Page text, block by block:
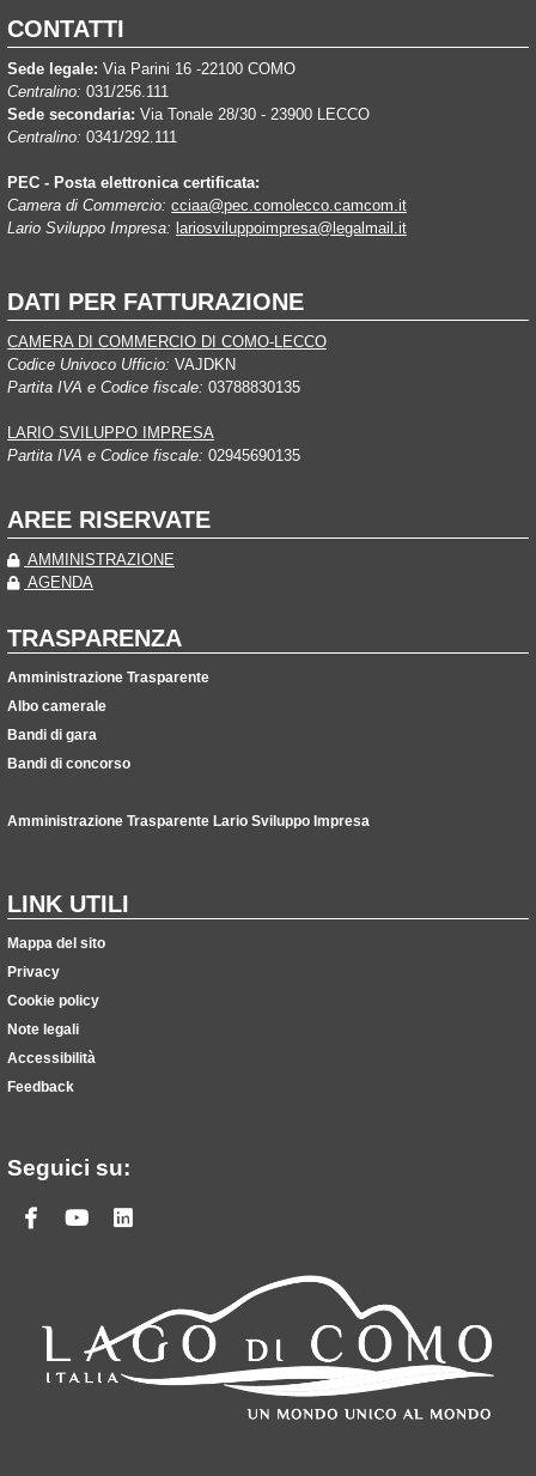
CONTATTI
Sede legale: Via Parini 16 -22100 COMO
Centralino: 031/256.111
Sede secondaria: Via Tonale 28/30 - 23900 LECCO
Centralino: 0341/292.111
PEC - Posta elettronica certificata:
Camera di Commercio: cciaa@pec.comolecco.camcom.it
Lario Sviluppo Impresa: lariosviluppoimpresa@legalmail.it
DATI PER FATTURAZIONE
CAMERA DI COMMERCIO DI COMO-LECCO
Codice Univoco Ufficio: VAJDKN
Partita IVA e Codice fiscale: 03788830135
LARIO SVILUPPO IMPRESA
Partita IVA e Codice fiscale: 02945690135
AREE RISERVATE
AMMINISTRAZIONE
AGENDA
TRASPARENZA
Amministrazione Trasparente
Albo camerale
Bandi di gara
Bandi di concorso
Amministrazione Trasparente Lario Sviluppo Impresa
LINK UTILI
Mappa del sito
Privacy
Cookie policy
Note legali
Accessibilità
Feedback
Seguici su:
Facebook
Youtube